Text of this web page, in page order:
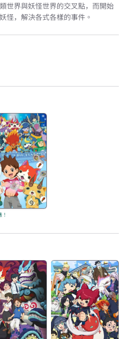
世界與妖怪世界的交叉點，而開始
怪，解決各式各樣的事件。